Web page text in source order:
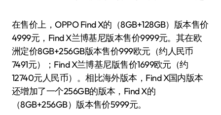
在售价上，OPPO Find X的（8GB+128GB）版本售价
4999元，Find X兰博基尼版本售价9999元。其在欧
洲定价8GB+256GB版本售价999欧元（约人民币
7491元）；Find X兰博基尼版售价1699欧元（约
12740元人民币）。相比海外版本，Find X国内版本
还增加了一个256GB的版本，Find X的
（8GB+256GB）版本售价5999元。